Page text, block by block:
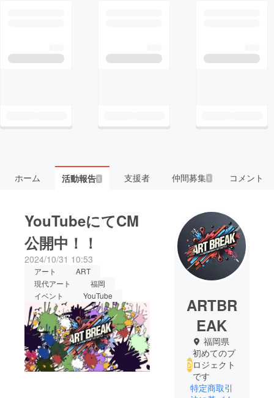
ホーム 活動報告1 支援者 仲間募集 1 コメント
YouTubeにてCM
公開中！！
2024/10/31 10:53
アート
ART
現代アート
福岡
イベント
YouTube
ARTBR
EAK
福岡県
初めてのプ
ロジェクト
です
特定商取引